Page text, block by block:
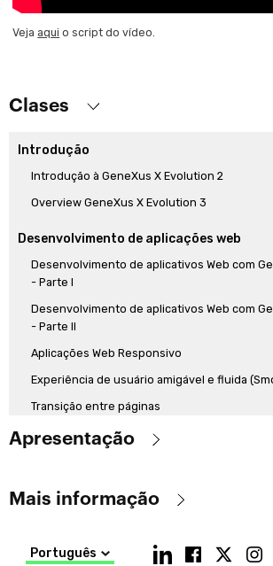
Veja aqui o script do vídeo.
Clases
Introdução
Introdução à GeneXus X Evolution 2
Overview GeneXus X Evolution 3
Desenvolvimento de aplicações web
Desenvolvimento de aplicativos Web com
- Parte I
Desenvolvimento de aplicativos Web com
- Parte II
Aplicações Web Responsivo
Experiência de usuário amigável e fluida
Transição entre páginas
Notificações Web
Transação base
Cláusula Unique
Apresentação
importantes que aversão Evolution 3
amostragem do que é fundamental. Para se
Mais informação
Familiarizar-se com as principais
Português